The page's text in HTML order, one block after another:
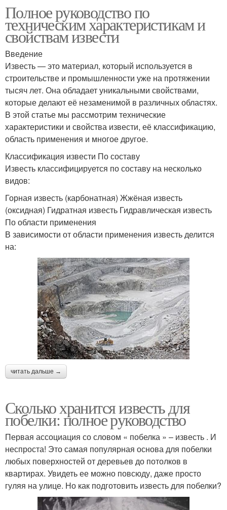
Полное руководство по
техническим характеристикам и
свойствам извести
Введение
Известь — это материал, который используется в
строительстве и промышленности уже на протяжении
тысяч лет. Она обладает уникальными свойствами,
которые делают её незаменимой в различных областях.
В этой статье мы рассмотрим технические
характеристики и свойства извести, её классификацию,
область применения и многое другое.
Классификация извести По составу
Известь классифицируется по составу на несколько
видов:
Горная известь (карбонатная) Жжёная известь
(оксидная) Гидратная известь Гидравлическая известь
По области применения
В зависимости от области применения известь делится
на:
читать дальше →
Сколько хранится известь для
побелки: полное руководство
Первая ассоциация со словом « побелка » – известь . И
неспроста! Это самая популярная основа для побелки
любых поверхностей от деревьев до потолков в
квартирах. Увидеть ее можно повсюду, даже просто
гуляя на улице. Но как подготовить известь для побелки?